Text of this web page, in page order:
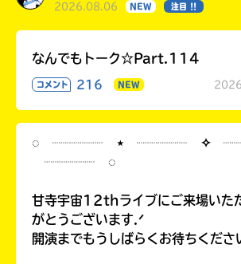
2026.08.06 NEW 注目 !!
なんでもトーク☆Part.114
コメント 216 NEW
◌ ┈┈┈┈ ⋆ ┈┈┈┈ ✧
┈┈┈┈ ◌
甘寺宇宙12thライブにご来場いた
がとうございます.ᐟ
開演までもうしばらくお待ちくださ